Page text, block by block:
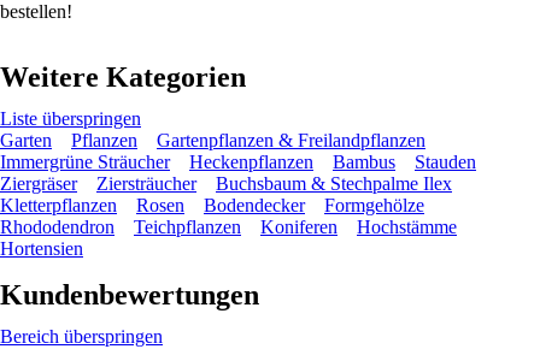
bestellen!
Weitere Kategorien
Liste überspringen
Garten
Pflanzen
Gartenpflanzen & Freilandpflanzen
Immergrüne Sträucher
Heckenpflanzen Bambus
Stauden
Ziergräser
Ziersträucher
Buchsbaum & Stechpalme Ilex
Kletterpflanzen
Rosen Bodendecker
Formgehölze
Rhododendron
Teichpflanzen Koniferen
Hochstämme
Hortensien
Kundenbewertungen
Bereich überspringen